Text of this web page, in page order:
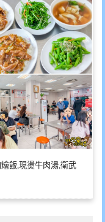
飯,現燙牛肉湯,衛武